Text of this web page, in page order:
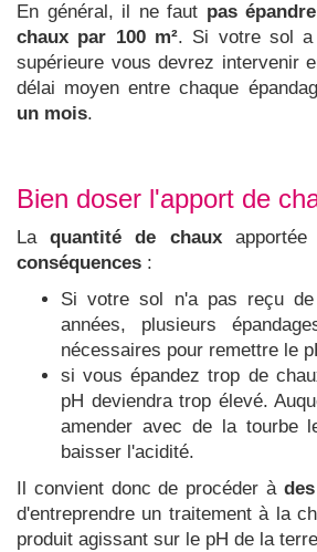
En général, il ne faut pas
chaux par 100 m². Si votre sol a
supérieure vous devrez intervenir
délai moyen entre chaque
un mois.
Bien doser l'apport de
Laquantité de chaux
conséquences :
Si votre sol n'a pas reçu
années, plusieurs
nécessaires pour remettre le
si vous épandez trop de
pH deviendra trop élevé.
amender avec de la tourbe
baisser l'acidité.
Il convient donc de procéder à
d'entreprendre un traitement à la
produit agissant sur le pH de la